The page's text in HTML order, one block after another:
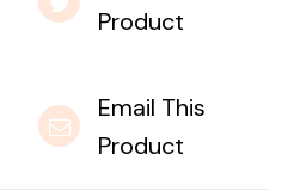
Product
Email This
Product